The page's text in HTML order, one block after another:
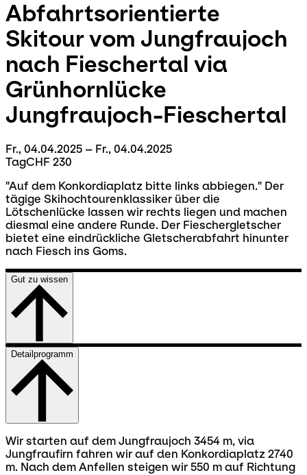
Abfahrtsorientierte
Skitour vom Jungfraujoch
nach Fieschertal via
Grünhornlücke
Jungfraujoch-Fieschertal
Fr., 04.04.2025 – Fr., 04.04.2025
TagCHF 230
"Auf dem Konkordiaplatz bitte links abbiegen." Der
tägige Skihochtourenklassiker über die
Lötschenlücke lassen wir rechts liegen und machen
diesmal eine andere Runde. Der Fieschergletscher
bietet eine eindrückliche Gletscherabfahrt hinunter
nach Fiesch ins Goms.
Gut zu wissen
Detailprogramm
Wir starten auf dem Jungfraujoch 3454 m, via
Jungfraufirn fahren wir auf den Konkordiaplatz 2740
m. Nach dem Anfellen steigen wir 550 m auf Richtung